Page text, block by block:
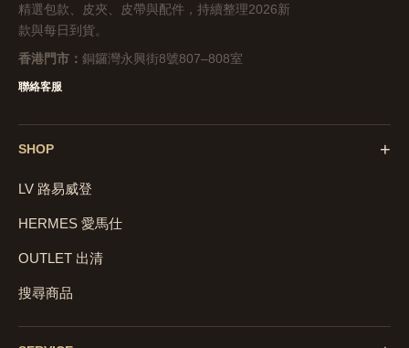
精選包款、皮夾、皮帶與配件，持續整理2026新
款與每日到貨。
香港門市： 銅鑼灣永興街8號807–808室
聯絡客服
SHOP +
LV 路易威登
HERMES 愛馬仕
OUTLET 出清
搜尋商品